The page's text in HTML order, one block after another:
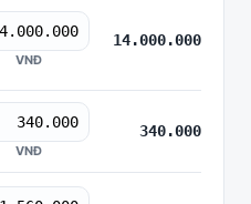
VNĐ
14.000.000
VNĐ
340.000